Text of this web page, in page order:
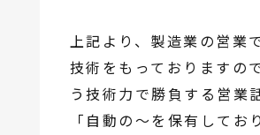
上記より、製造業の営業
技術をもっておりますの
う技術力で勝負する営業
「自動の～を保有してお